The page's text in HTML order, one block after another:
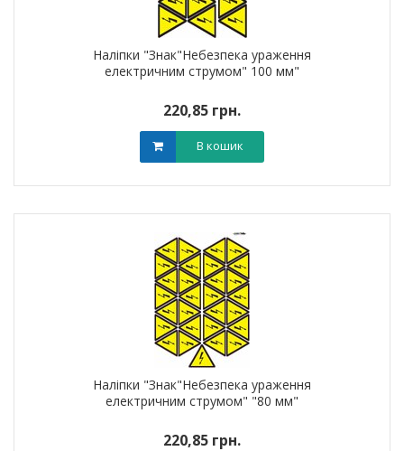
Наліпки "Знак"Небезпека ураження
електричним струмом" 100 мм"
220,85 грн.
В кошик
Наліпки "Знак"Небезпека ураження
електричним струмом" "80 мм"
220,85 грн.